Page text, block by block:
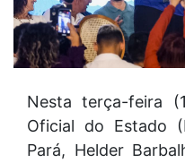
Nesta terça-feira
Oficial do Estado
Pará, Helder